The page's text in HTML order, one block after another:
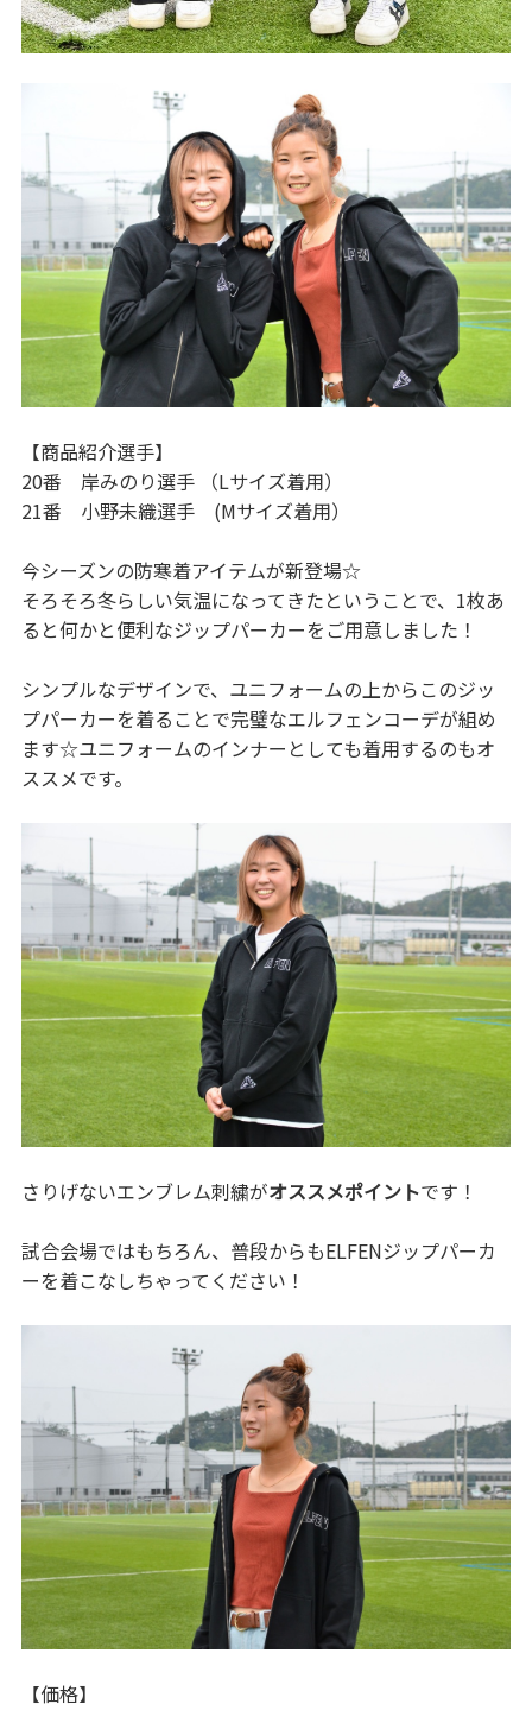
【商品紹介選手】
20番 岸みのり選手 （Lサイズ着用）
21番 小野未織選手 (Mサイズ着用）
今シーズンの防寒着アイテムが新登場☆
そろそろ冬らしい気温になってきたということで、1枚あ
ると何かと便利なジップパーカーをご用意しました！
シンプルなデザインで、ユニフォームの上からこのジッ
プパーカーを着ることで完璧なエルフェンコーデが組め
ます☆ユニフォームのインナーとしても着用するのもオ
ススメです。
さりげないエンブレム刺繍がオススメポイントです！
試合会場ではもちろん、普段からもELFENジップパーカ
ーを着こなしちゃってください！
【価格】